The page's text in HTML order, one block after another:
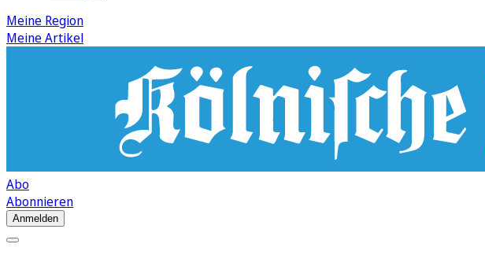
Meine Region
Meine Artikel
Abo
Abonnieren
Anmelden